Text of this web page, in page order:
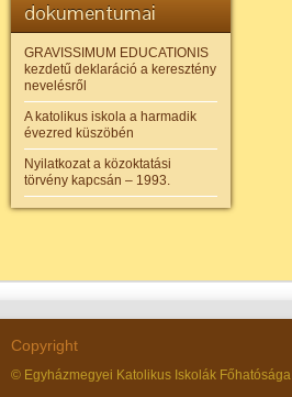
dokumentumai
GRAVISSIMUM EDUCATIONIS
kezdetű deklaráció a keresztény
nevelésről
A katolikus iskola a harmadik
évezred küszöbén
Nyilatkozat a közoktatási
törvény kapcsán – 1993.
Copyright
© Egyházmegyei Katolikus Iskolák Főhatósága